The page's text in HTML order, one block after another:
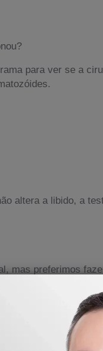
para ver se a
altera a libido, a
mas preferimos
na bolsa